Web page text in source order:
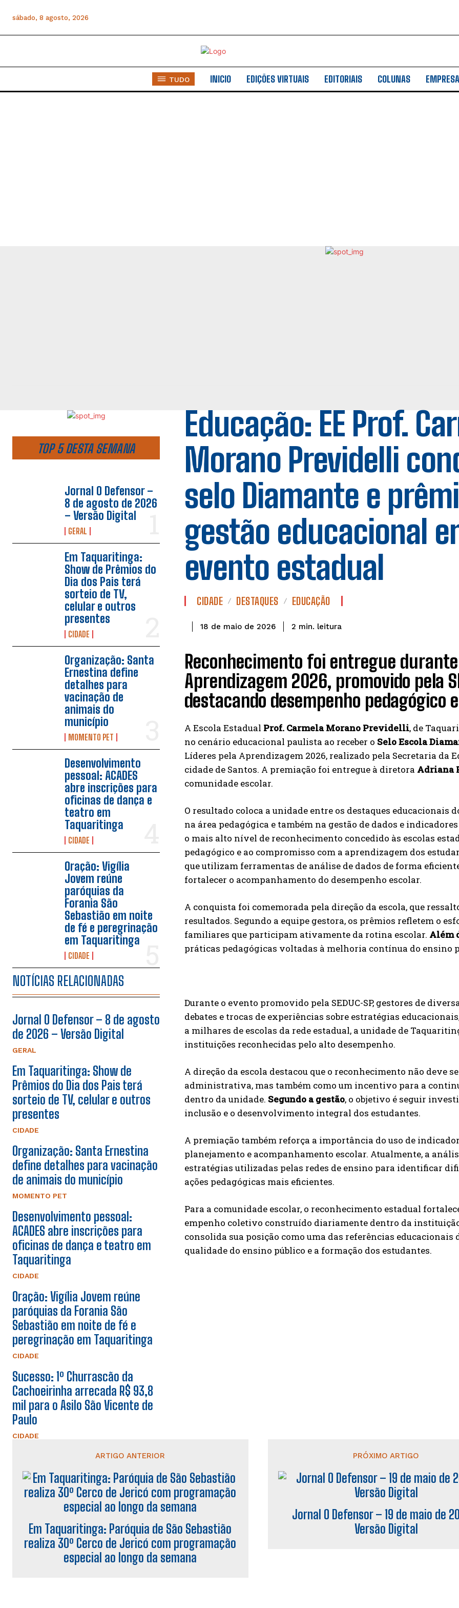
sábado, 8 agosto, 2026
TUDO INICIO EDIÇÕES VIRTUAIS EDITORIAIS COLUNAS EMPRESA
TOP 5 DESTA SEMANA
Jornal O Defensor –
8 de agosto de 2026
– Versão Digital
GERAL
Em Taquaritinga:
Show de Prêmios do
Dia dos Pais terá
sorteio de TV,
celular e outros
presentes
CIDADE
Organização: Santa
Ernestina define
detalhes para
vacinação de
animais do
município
MOMENTO PET
Desenvolvimento
pessoal: ACADES
abre inscrições para
oficinas de dança e
teatro em
Taquaritinga
CIDADE
Oração: Vigília
Jovem reúne
paróquias da
Forania São
Sebastião em noite
de fé e peregrinação
em Taquaritinga
CIDADE
NOTÍCIAS RELACIONADAS
Jornal O Defensor – 8 de agosto
de 2026 – Versão Digital
GERAL
Em Taquaritinga: Show de
Prêmios do Dia dos Pais terá
sorteio de TV, celular e outros
presentes
CIDADE
Organização: Santa Ernestina
define detalhes para vacinação
de animais do município
MOMENTO PET
Desenvolvimento pessoal:
ACADES abre inscrições para
oficinas de dança e teatro em
Taquaritinga
CIDADE
Oração: Vigília Jovem reúne
paróquias da Forania São
Sebastião em noite de fé e
peregrinação em Taquaritinga
CIDADE
Sucesso: 1º Churrascão da
Cachoeirinha arrecada R$ 93,8
mil para o Asilo São Vicente de
Paulo
CIDADE
Educação: EE Prof.
Morano Previdelli
selo Diamante e
gestão educacional
evento estadual
CIDADE DESTAQUES EDUCAÇÃO
18 de maio de 2026 2 min. leitura
Reconhecimento foi entregue
Aprendizagem 2026, promovido pela
destacando desempenho pedagógico
A Escola Estadual Prof. Carmela Morano Previdelli, de
no cenário educacional paulista ao receber o Selo Escola
Líderes pela Aprendizagem 2026, realizado pela Secretaria da
cidade de Santos. A premiação foi entregue à diretora Adriana
comunidade escolar.
O resultado coloca a unidade entre os destaques
na área pedagógica e também na gestão de dados e
o mais alto nível de reconhecimento concedido às escolas
pedagógico e ao compromisso com a aprendizagem dos
que utilizam ferramentas de análise de dados de forma
fortalecer o acompanhamento do desempenho escolar.
A conquista foi comemorada pela direção da escola, que
resultados. Segundo a equipe gestora, os prêmios refletem o
familiares que participam ativamente da rotina escolar. Além
práticas pedagógicas voltadas à melhoria contínua do ensino
Durante o evento promovido pela SEDUC-SP, gestores de
debates e trocas de experiências sobre estratégias
a milhares de escolas da rede estadual, a unidade de
instituições reconhecidas pelo alto desempenho.
A direção da escola destacou que o reconhecimento não deve
administrativa, mas também como um incentivo para a
dentro da unidade. Segundo a gestão, o objetivo é seguir
inclusão e o desenvolvimento integral dos estudantes.
A premiação também reforça a importância do uso de
planejamento e acompanhamento escolar. Atualmente, a
estratégias utilizadas pelas redes de ensino para identificar
ações pedagógicas mais eficientes.
Para a comunidade escolar, o reconhecimento estadual
empenho coletivo construído diariamente dentro da
consolida sua posição como uma das referências
qualidade do ensino público e a formação dos estudantes.
ARTIGO ANTERIOR
Em Taquaritinga: Paróquia de São Sebastião
realiza 30º Cerco de Jericó com programação
especial ao longo da semana
PRÓXIMO ARTIGO
Jornal O Defensor – 19 de maio de
Versão Digital